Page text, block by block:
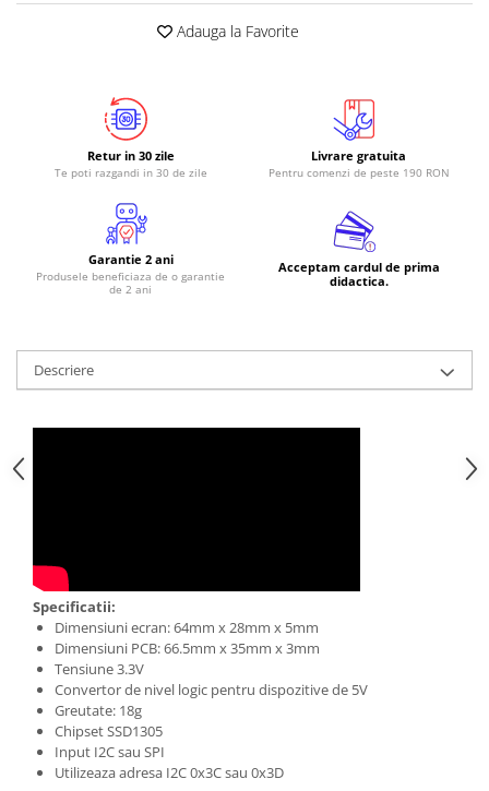
Adauga la Favorite
Retur in 30 zile
Te poti razgandi in 30 de zile
Livrare gratuita
Pentru comenzi de peste 190 RON
Garantie 2 ani
Produsele beneficiaza de o garantie
de 2 ani
Acceptam cardul de prima
didactica.
Descriere
Specificatii:
Dimensiuni ecran: 64mm x 28mm x 5mm
Dimensiuni PCB: 66.5mm x 35mm x 3mm
Tensiune 3.3V
Convertor de nivel logic pentru dispozitive de 5V
Greutate: 18g
Chipset SSD1305
Input I2C sau SPI
Utilizeaza adresa I2C 0x3C sau 0x3D